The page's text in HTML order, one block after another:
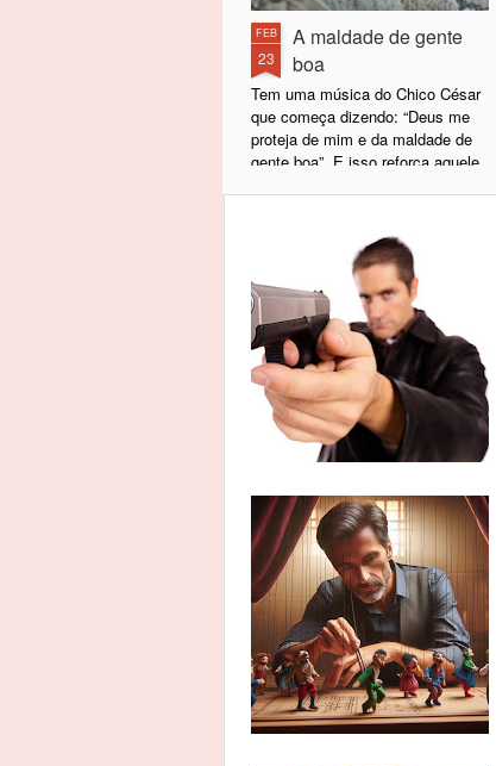
FEB
23
A maldade de gente
boa
Tem uma música do Chico César
que começa dizendo: “Deus me
proteja de mim e da maldade de
gente boa”. E isso reforça aquele
Basicamente porque, por trás de
uma má intenção, geralmente só
existem intenções ainda piores. É
improvável (para não me
aventurar no termo impossível)
que, por trás de uma má intenção,
exista uma boa intenção. Não se
de ações mal-intencionadas.